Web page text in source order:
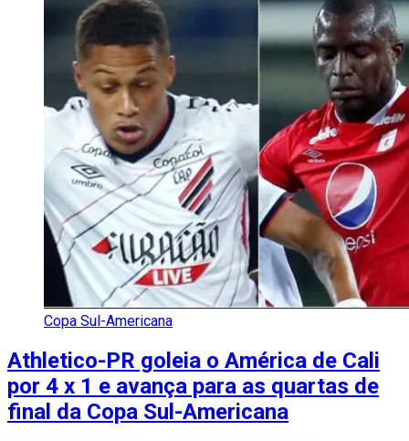
Copa Sul-Americana
Athletico-PR goleia o América de Cali
por 4 x 1 e avança para as quartas de
final da Copa Sul-Americana